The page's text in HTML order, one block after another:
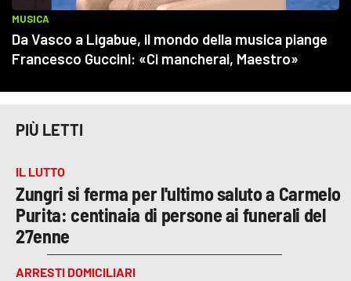
PIÙ LETTI
IL LUTTO
Zungri si ferma per l'ultimo saluto a Carmelo
Purita: centinaia di persone ai funerali del
27enne
ARRESTI DOMICILIARI